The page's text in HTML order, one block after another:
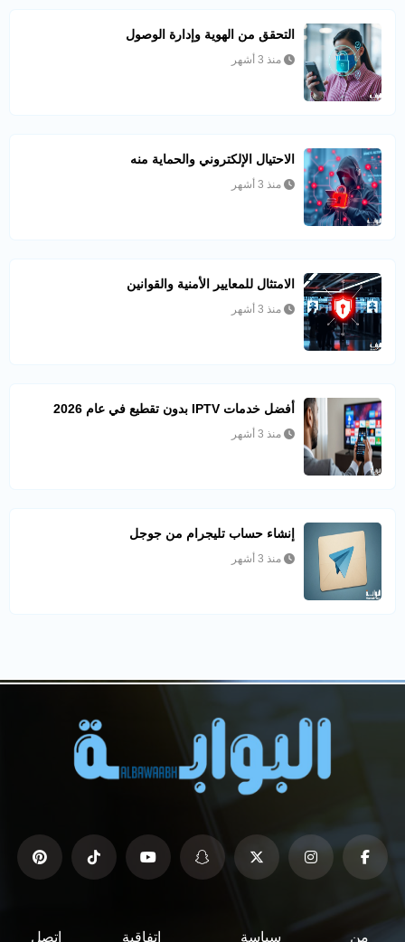
التحقق من الهوية وإدارة الوصول
منذ 3 أشهر
الاحتيال الإلكتروني والحماية منه
منذ 3 أشهر
الامتثال للمعايير الأمنية والقوانين
منذ 3 أشهر
أفضل خدمات IPTV بدون تقطيع في عام 2026
منذ 3 أشهر
إنشاء حساب تليجرام من جوجل
منذ 3 أشهر
من سياسة اتفاقية اتصل